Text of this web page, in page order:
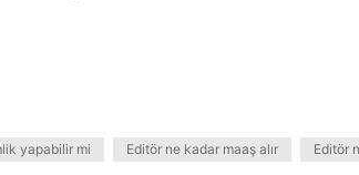
yapabilir mi Editör ne kadar maaş alır Editör